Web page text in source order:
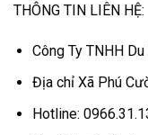
THÔNG TIN LIÊN HỆ:
Công Ty TNHH
Địa chỉ Xã Phú
Hotline: